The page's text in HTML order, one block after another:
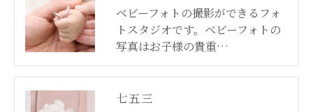
ベビーフォトの撮影ができるフォ
トスタジオです。ベビーフォトの
写真はお子様の貴重…
七五三